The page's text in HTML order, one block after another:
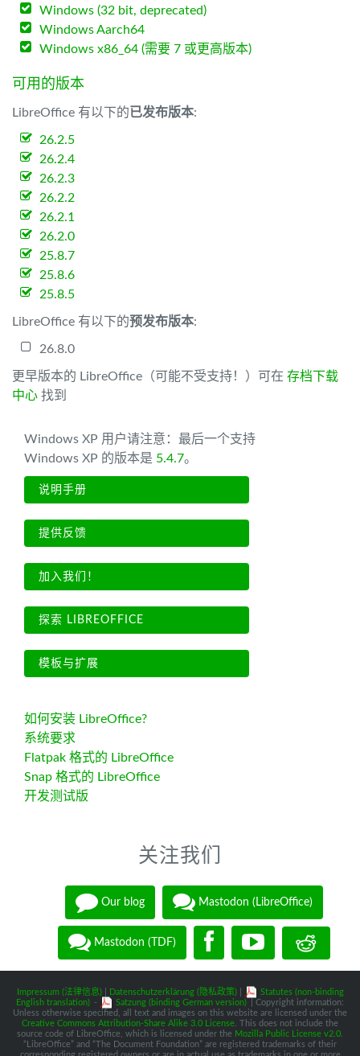
Windows (32 bit, deprecated)
Windows Aarch64
Windows x86_64 (需要 7 或更高版本)
可用的版本
LibreOffice 有以下的已发布版本:
26.2.5
26.2.4
26.2.3
26.2.2
26.2.1
26.2.0
25.8.7
25.8.6
25.8.5
LibreOffice 有以下的预发布版本:
26.8.0
更早版本的 LibreOffice（可能不受支持！）可在 存档下载
中心 找到
Windows XP 用户请注意：最后一个支持
Windows XP 的版本是 5.4.7。
说明手册
提供反馈
加入我们！
探索 LIBREOFFICE
模板与扩展
如何安装 LibreOffice?
系统要求
Flatpak 格式的 LibreOffice
Snap 格式的 LibreOffice
开发测试版
关注我们
Our blog Mastodon (LibreOffice)
Mastodon (TDF)
Impressum (法律信息)| Datenschutzerklärung (隐私政策)|
Statutes (non-binding
English translation) - Satzung (binding German version)
| Copyright information:
Unless otherwise specified, all text and images on this website are licensed under the
Creative Commons Attribution-Share Alike 3.0 License . This does not include the
source code of LibreOffice, which is licensed under the Mozilla Public License v2.0
“LibreOffice” and “The Document Foundation” are registered trademarks of their